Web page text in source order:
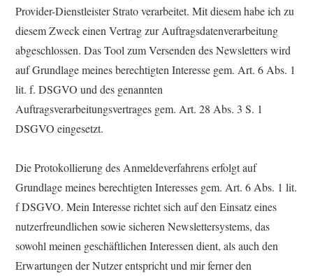
Provider-Dienstleister Strato verarbeitet. Mit diesem habe ich zu
diesem Zweck einen Vertrag zur Auftragsdatenverarbeitung
abgeschlossen. Das Tool zum Versenden des Newsletters wird
auf Grundlage meines berechtigten Interesse gem. Art. 6 Abs. 1
lit. f. DSGVO und des genannten
Auftragsverarbeitungsvertrages gem. Art. 28 Abs. 3 S. 1
DSGVO eingesetzt.
Die Protokollierung des Anmeldeverfahrens erfolgt auf
Grundlage meines berechtigten Interesses gem. Art. 6 Abs. 1 lit.
f DSGVO. Mein Interesse richtet sich auf den Einsatz eines
nutzerfreundlichen sowie sicheren Newslettersystems, das
sowohl meinen geschäftlichen Interessen dient, als auch den
Erwartungen der Nutzer entspricht und mir ferner den